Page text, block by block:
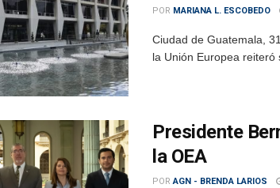
POR MARIANA L. ESCOBEDO
Ciudad de Guatemala,
la Unión Europea
Presidente
la OEA
POR AGN - BRENDA LARIOS